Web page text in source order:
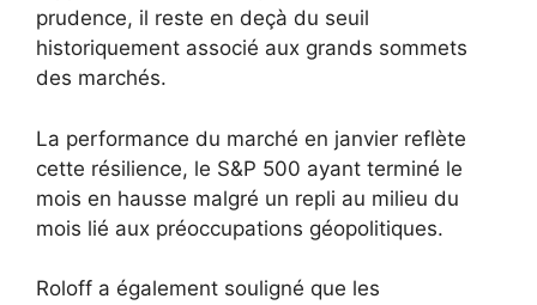
prudence, il reste en deçà du seuil
historiquement associé aux grands sommets
des marchés.
La performance du marché en janvier reflète
cette résilience, le S&P 500 ayant terminé le
mois en hausse malgré un repli au milieu du
mois lié aux préoccupations géopolitiques.
Roloff a également souligné que les